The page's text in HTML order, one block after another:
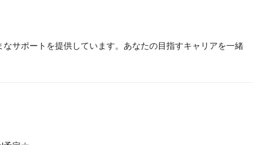
サポートを提供しています。あなたの目指すキャリアを一緒